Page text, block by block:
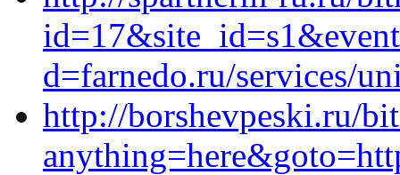
d=farnedo.ru/services/
http://borshevpeski.ru/